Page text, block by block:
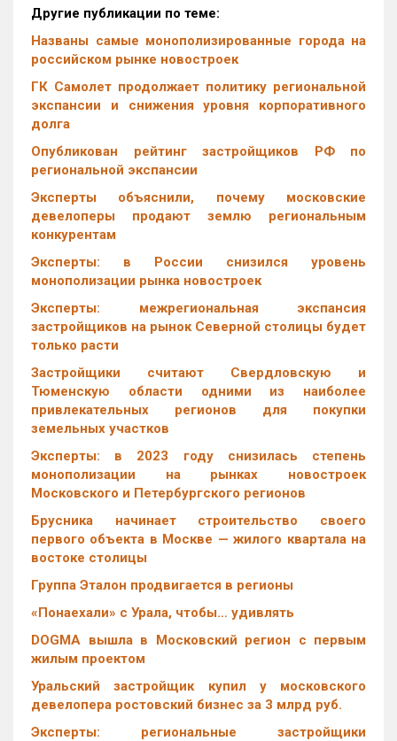
Другие публикации по теме:
Названы самые монополизированные города на
российском рынке новостроек
ГК Самолет продолжает политику региональной
экспансии и снижения уровня корпоративного
долга
Опубликован рейтинг застройщиков РФ по
региональной экспансии
Эксперты объяснили, почему московские
девелоперы продают землю региональным
конкурентам
Эксперты: в России снизился уровень
монополизации рынка новостроек
Эксперты: межрегиональная экспансия
застройщиков на рынок Северной столицы будет
только расти
Застройщики считают Свердловскую и
Тюменскую области одними из наиболее
привлекательных регионов для покупки
земельных участков
Эксперты: в 2023 году снизилась степень
монополизации на рынках новостроек
Московского и Петербургского регионов
Брусника начинает строительство своего
первого объекта в Москве — жилого квартала на
востоке столицы
Группа Эталон продвигается в регионы
«Понаехали» с Урала, чтобы… удивлять
DOGMA вышла в Московский регион с первым
жилым проектом
Уральский застройщик купил у московского
девелопера ростовский бизнес за 3 млрд руб.
Эксперты: региональные застройщики